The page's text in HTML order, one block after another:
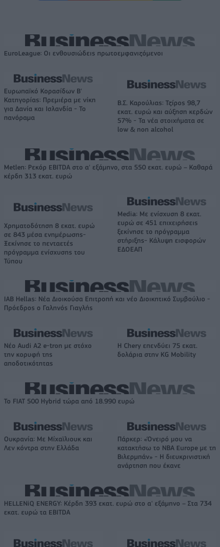
EuroLeague: Οι ενθουσιώδεις πρωτοεμφανιζόμενοι
Ευρωπαϊκό Κορασίδων Β'
Κατηγορίας: Πρεμιέρα με νίκη
για Δανία και Ισλανδία - Το
πανόραμα
Β.Σ. Καρούλιας: Τζίρος 98,7
εκατ. ευρώ και αύξηση κερδών
57% - Τα νέα στοιχήματα σε
low & non alcohol
Metlen: Ρεκόρ EBITDA στο α' εξάμηνο, στα 550 εκατ. ευρώ – Καθαρά
κέρδη 313 εκατ. ευρώ
Χρηματοδότηση 8 εκατ. ευρώ
σε 843 μέσα ενημέρωσης-
Ξεκίνησε το πενταετές
πρόγραμμα ενίσχυσης του
Τύπου
Media: Με ενίσχυση 8 εκατ.
ευρώ σε 451 επιχειρήσεις
ξεκίνησε το πρόγραμμα
στήριξης- Κάλυψη εισφορών
ΕΔΟΕΑΠ
IAB Hellas: Νέα Διοικούσα Επιτροπή και νέο Διοικητικό Συμβούλιο -
Πρόεδρος ο Γαληνός Γιαγλής
Νέο Audi A2 e-tron με στόχο
την κορυφή της
αποδοτικότητας
Η Chery επενδύει 75 εκατ.
δολάρια στην KG Mobility
Το FIAT 500 Hybrid τώρα από 18.990 ευρώ
Ουκρανία: Με Μίχαϊλιουκ και
Λεν κόντρα στην Ελλάδα
Πάρκερ: «Όνειρό μου να
κατακτήσω το ΝΒΑ Europe με τη
Βιλερμπάν» - Η διευκρινιστική
ανάρτηση που έκανε
HELLENiQ ENERGY: Κέρδη 393 εκατ. ευρώ στο α' εξάμηνο – Στα 734
εκατ. ευρώ τα EBITDA